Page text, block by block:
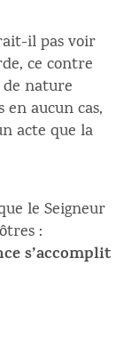
il pas voir
ce contre
nature
aucun cas,
acte que la
le Seigneur
:
s’accomplit